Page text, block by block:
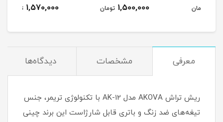
1,500,000 تومان 1,570,000 تومان
معرفی مشخصات دیدگاه‌ها
ریش تراش AKOVA مدل AK-12 با تکنولوژی تریمر، جنس
تیغه‌های ضد زنگ و باتری قابل شارژاست این برند چینی